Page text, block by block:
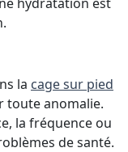
la cage sur pied
toute anomalie.
la fréquence ou
de santé.